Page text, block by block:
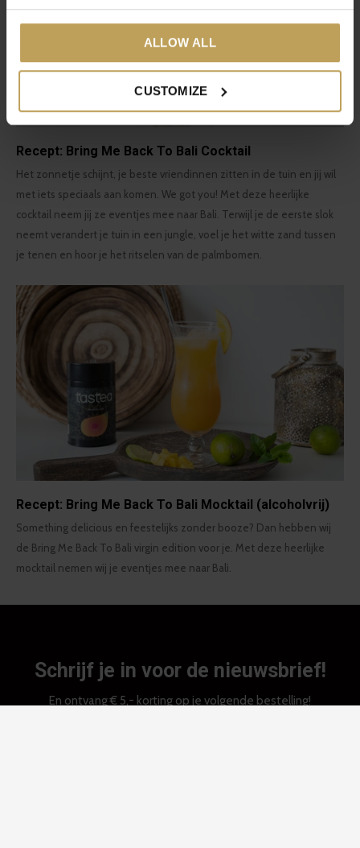
ALLOW ALL
CUSTOMIZE
Recept: Bring Me Back To Bali Cocktail
Het zonnetje schijnt, je beste vriendinnen zitten in de tuin en jij wil
met iets speciaals aan komen. We got you! Met deze heerlijke
cocktail neem jij ze eventjes mee naar Bali. Terwijl je de eerste slok
neemt verandert je tuin in een jungle, voel je het witte zand tussen
je tenen en hoor je het ritselen van de palmbomen.
Recept: Bring Me Back To Bali Mocktail (alcoholvrij)
Something delicious en feestelijks zonder booze? Dan hebben wij
de Bring Me Back To Bali virgin edition voor je. Met deze heerlijke
mocktail nemen wij je eventjes mee naar Bali.
Schrijf je in voor de nieuwsbrief!
En ontvang € 5,- korting op je volgende bestelling!